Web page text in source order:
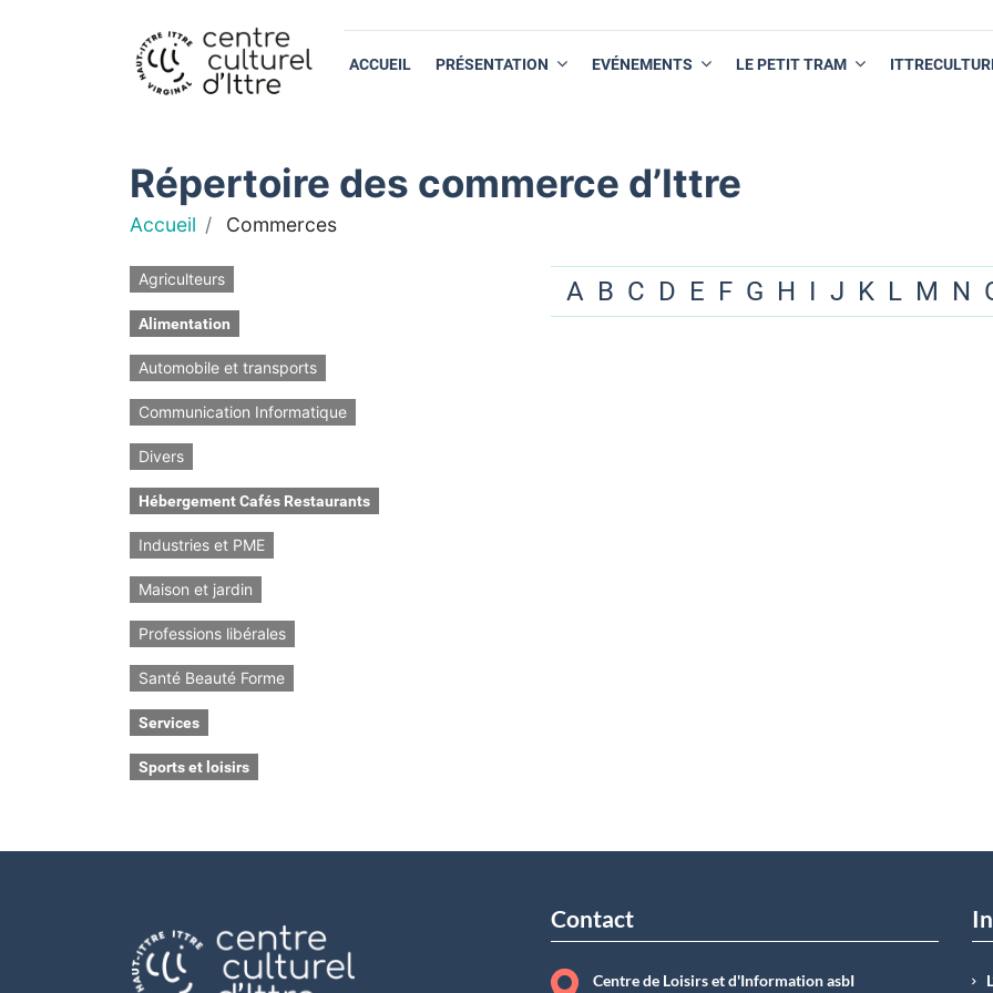
ACCUEIL PRÉSENTATION EVÉNEMENTS LE PETIT TRAM
Répertoire des commerce d’Ittre
Accueil Commerces
Agriculteurs
Alimentation
Automobile et transports
Communication Informatique
Divers
Hébergement Cafés Restaurants
Industries et PME
Maison et jardin
Professions libérales
Santé Beauté Forme
Services
Sports et loisirs
A B C D E F G H I J K L M N
Contact
Centre de Loisirs et d'Information asbI